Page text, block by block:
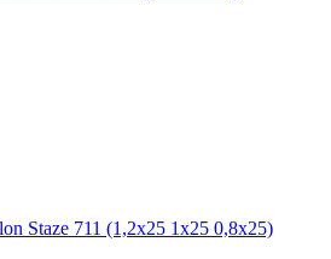
Staze 711 (1,2х25 1х25 0,8x25)